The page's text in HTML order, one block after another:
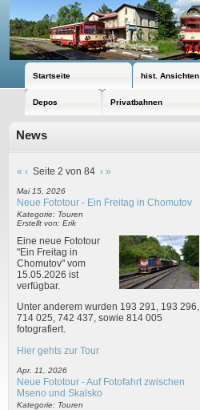
Startseite hist. Ansichten
Depos Privatbahnen
News
« ‹ Seite 2 von 84 › »
Mai 15, 2026
Neue Fototour - Ein Freitag in Chomutov
Kategorie: Touren
Erstellt von: Erik
Eine neue Fototour
"Ein Freitag in
Chomutov" vom
15.05.2026 ist
verfügbar.
Unter anderem wurden 193 291, 193 296,
714 025, 742 437, sowie 814 005
fotografiert.
Hier gehts zur Tour
Apr. 11, 2026
Neue Fototour - Auf Fotofahrt zwischen
Mseno und Skalsko
Kategorie: Touren